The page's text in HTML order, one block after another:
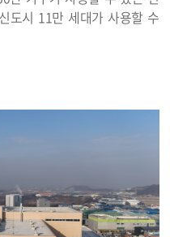
도시 11만 세대가 사용할 수